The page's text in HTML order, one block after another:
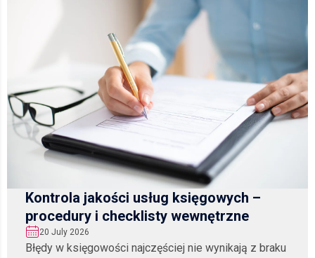
Kontrola jakości usług księgowych –
procedury i checklisty wewnętrzne
20 July 2026
Błędy w księgowości najczęściej nie wynikają z braku